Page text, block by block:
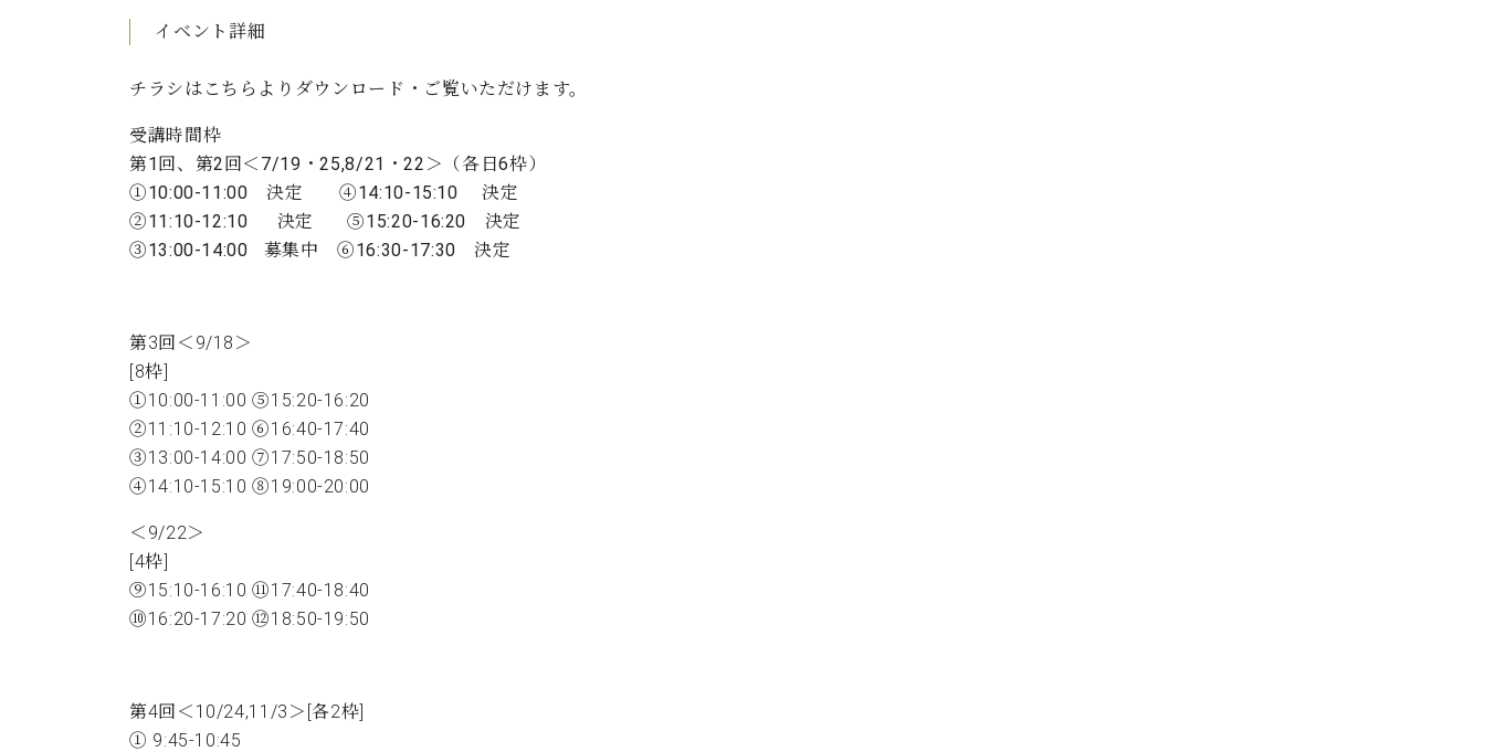
イベント詳細
チラシは こちら よりダウンロード・ご覧いただけます。
受講時間枠
第1回、第2回＜7/19・25,8/21・22＞（各日6枠）
①10:00-11:00 決定 ④14:10-15:10 決定
②11:10-12:10 決定 ⑤15:20-16:20 決定
③13:00-14:00 募集中 ⑥16:30-17:30 決定
第3回＜9/18＞
[8枠]
①10:00-11:00 ⑤15:20-16:20
②11:10-12:10 ⑥16:40-17:40
③13:00-14:00 ⑦17:50-18:50
④14:10-15:10 ⑧19:00-20:00
＜9/22＞
[4枠]
⑨15:10-16:10 ⑪17:40-18:40
⑩16:20-17:20 ⑫18:50-19:50
第4回＜10/24,11/3＞[各2枠]
① 9:45-10:45